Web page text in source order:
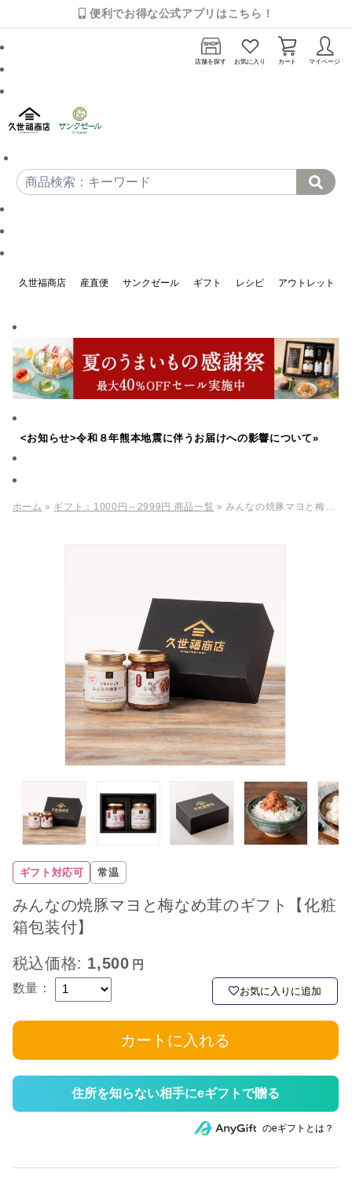
便利でお得な公式アプリはこちら！
店舗を探す お気に入り カート マイページ
久世福商店 産直便 サンクゼール ギフト レシピ アウトレット
<お知らせ>令和８年熊本地震に伴うお届けへの影響について»
ホーム » ギフト：1000円～2999円 商品一覧 » みんなの焼豚マヨと梅なめ茸のギフト
ギフト対応可 常温
みんなの焼豚マヨと梅なめ茸のギフト【化粧
箱包装付】
税込価格: 1,500
数量： お気に入りに追加
カートに入れる
住所を知らない相手にeギフトで贈る
のeギフトとは？